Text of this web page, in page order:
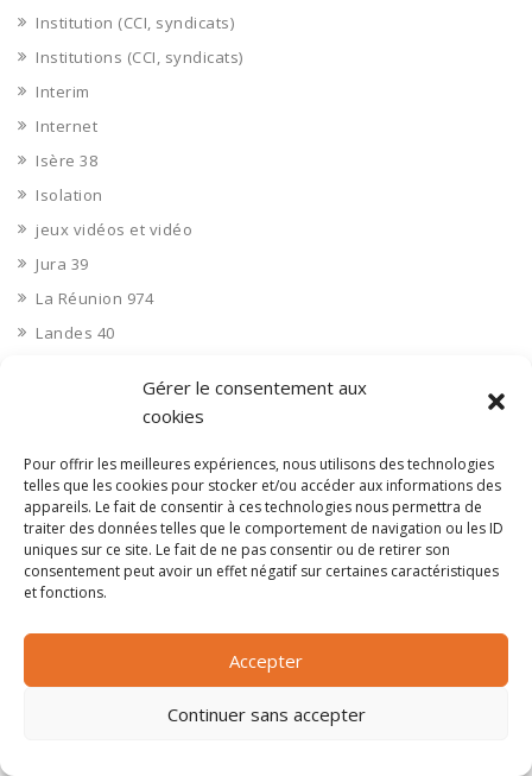
Gérer le consentement aux
cookies
Pour offrir les meilleures expériences, nous utilisons des technologies
telles que les cookies pour stocker et/ou accéder aux informations des
appareils. Le fait de consentir à ces technologies nous permettra de
traiter des données telles que le comportement de navigation ou les ID
uniques sur ce site. Le fait de ne pas consentir ou de retirer son
consentement peut avoir un effet négatif sur certaines caractéristiques
et fonctions.
Accepter
Continuer sans accepter
Institution (CCI, syndicats)
Institutions (CCI, syndicats)
Interim
Internet
Isère 38
Isolation
jeux vidéos et vidéo
Jura 39
La Réunion 974
Landes 40
Location de biens divers
Location matériel
Logistique
Loir et Cher 41
Loire 42
Lot et Garonne 47